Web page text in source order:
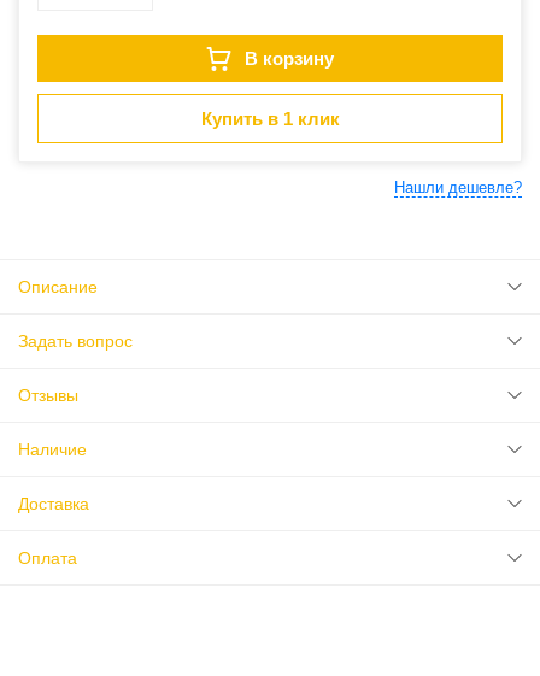
В корзину
Купить в 1 клик
Нашли дешевле?
Описание
Задать вопрос
Отзывы
Наличие
Доставка
Оплата